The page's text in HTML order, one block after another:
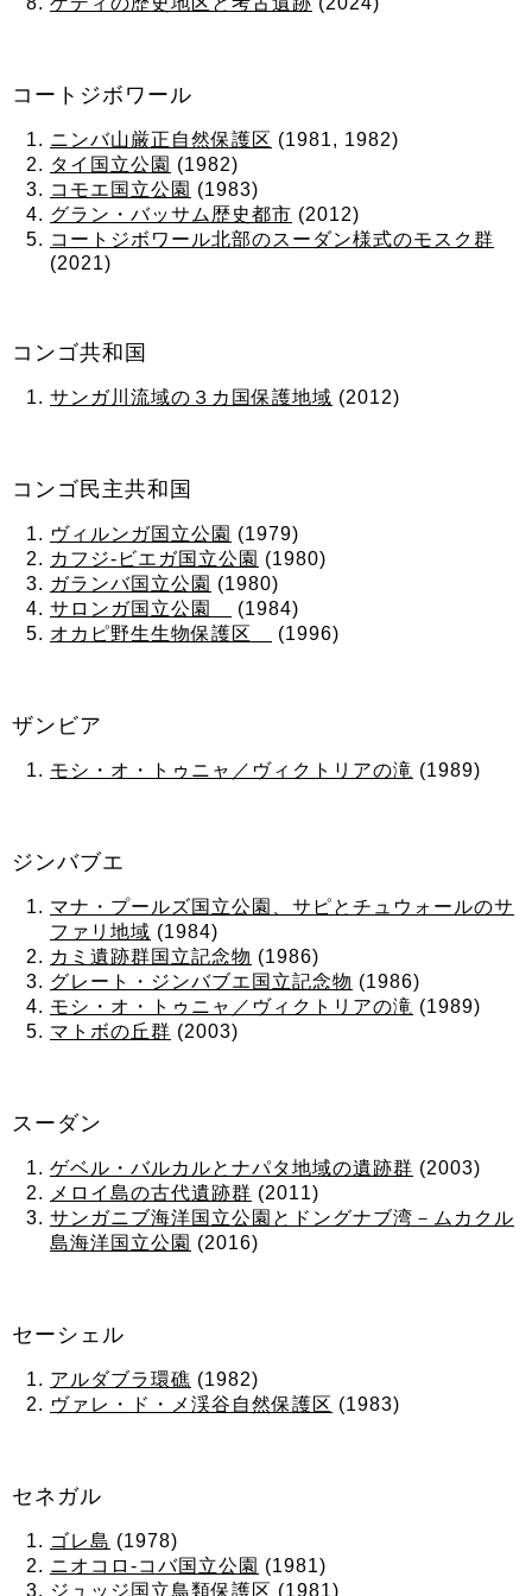
コートジボワール
ニンバ山厳正自然保護区 (1981, 1982)
タイ国立公園 (1982)
コモエ国立公園 (1983)
グラン・バッサム歴史都市 (2012)
コートジボワール北部のスーダン様式のモスク群
(2021)
コンゴ共和国
サンガ川流域の３カ国保護地域 (2012)
コンゴ民主共和国
ヴィルンガ国立公園 (1979)
カフジ-ビエガ国立公園 (1980)
ガランバ国立公園 (1980)
サロンガ国立公園
(1984)
オカピ野生生物保護区
(1996)
ザンビア
モシ・オ・トゥニャ／ヴィクトリアの滝 (1989)
ジンバブエ
マナ・プールズ国立公園、サピとチュウォールのサ
ファリ地域 (1984)
カミ遺跡群国立記念物 (1986)
グレート・ジンバブエ国立記念物 (1986)
モシ・オ・トゥニャ／ヴィクトリアの滝 (1989)
マトボの丘群 (2003)
スーダン
ゲベル・バルカルとナパタ地域の遺跡群 (2003)
メロイ島の古代遺跡群 (2011)
サンガニブ海洋国立公園とドングナブ湾－ムカクル
島海洋国立公園 (2016)
セーシェル
アルダブラ環礁 (1982)
ヴァレ・ド・メ渓谷自然保護区 (1983)
セネガル
ゴレ島 (1978)
ニオコロ-コバ国立公園 (1981)
ジュッジ国立鳥類保護区 (1981)